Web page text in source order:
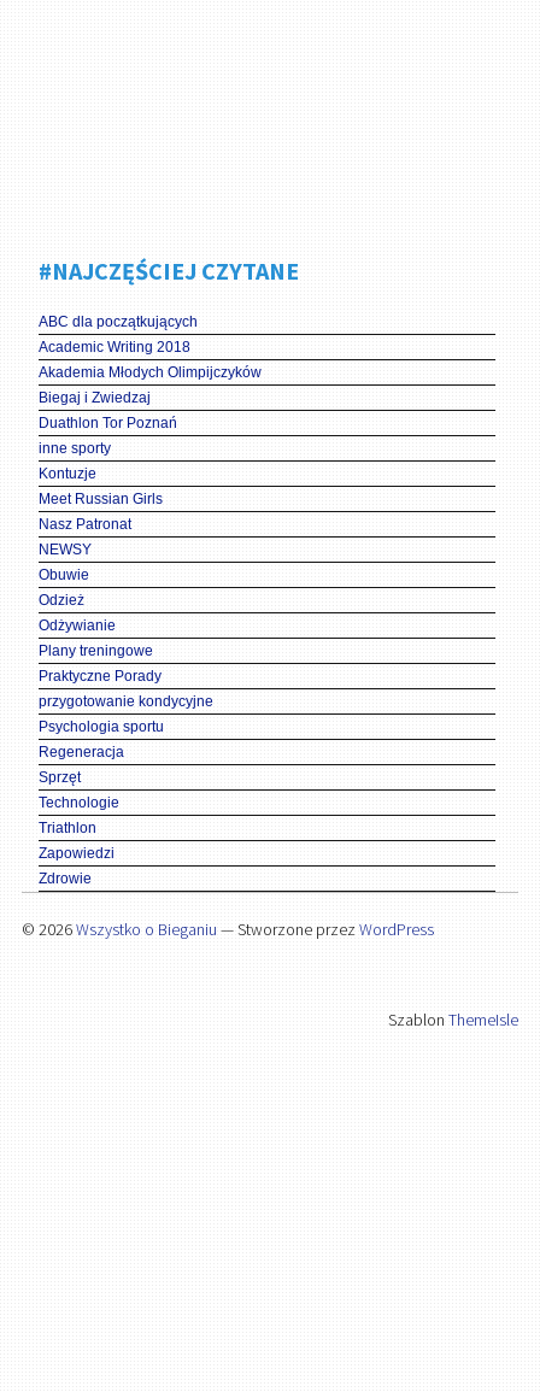
#NAJCZĘŚCIEJ CZYTANE
ABC dla początkujących
Academic Writing 2018
Akademia Młodych Olimpijczyków
Biegaj i Zwiedzaj
Duathlon Tor Poznań
inne sporty
Kontuzje
Meet Russian Girls
Nasz Patronat
NEWSY
Obuwie
Odzież
Odżywianie
Plany treningowe
Praktyczne Porady
przygotowanie kondycyjne
Psychologia sportu
Regeneracja
Sprzęt
Technologie
Triathlon
Zapowiedzi
Zdrowie
© 2026Wszystko o Bieganiu — Stworzone przezWordPress
SzablonThemeIsle